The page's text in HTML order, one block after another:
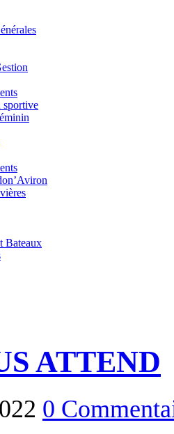
sportive
Bateaux
ATTEND
0